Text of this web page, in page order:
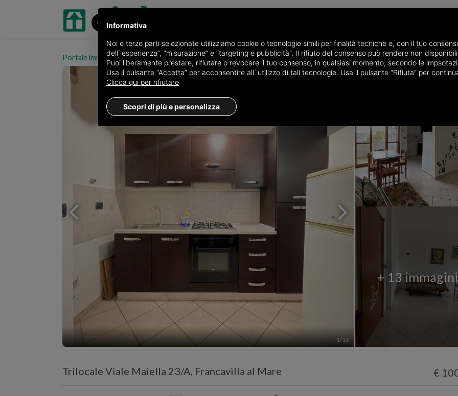
Portale immobiliare oikia.it Appartamenti in vendita in provincia di Chieti Appartamenti in vendita a Francavilla al Mare
1/16
+ 13 immagini
Trilocale Viale Maiella 23/A, Francavilla al Mare €
Informativa
Noi e terze parti selezionate utilizziamo cookie o tecnologie simili per finalità tecniche e, con il tuo
dell`esperienza”, “misurazione” e “targeting e pubblicità”. Il rifiuto del consenso può rendere non
Puoi liberamente prestare, rifiutare o revocare il tuo consenso, in qualsiasi momento, secondo le
Usa il pulsante “Accetta” per acconsentire all`utilizzo di tali tecnologie. Usa il pulsante “Rifiuta” per
Clicca qui per rifiutare
Scopri di più e personalizza